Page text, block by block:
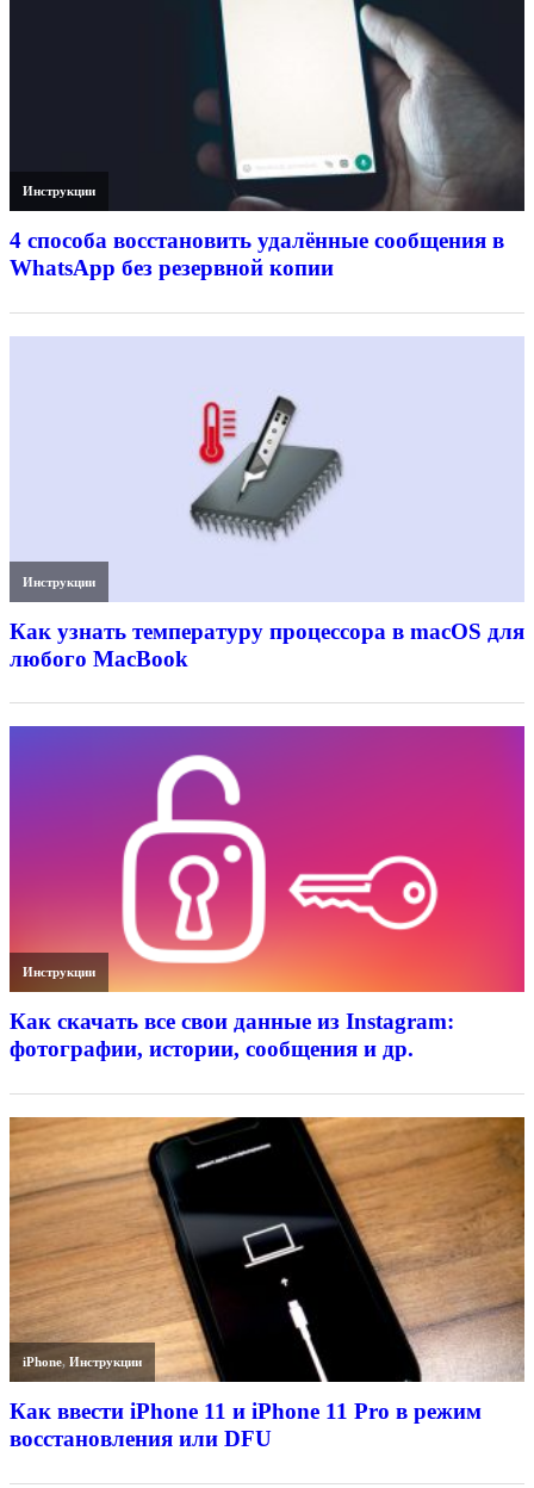
Инструкции
4 способа восстановить удалённые сообщения в
WhatsApp без резервной копии
Инструкции
Как узнать температуру процессора в macOS для
любого MacBook
Инструкции
Как скачать все свои данные из Instagram:
фотографии, истории, сообщения и др.
iPhone,Инструкции
Как ввести iPhone 11 и iPhone 11 Pro в режим
восстановления или DFU